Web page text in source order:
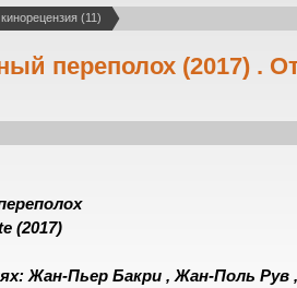
(11)
переполох (2017) .
(2017)
Жан-Пьер Бакри , Жан-Поль